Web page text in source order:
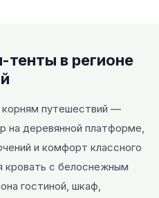
тенты в регионе
путешествий —
на деревянной платформе,
и комфорт классного
с белоснежным
гостиной, шкаф,